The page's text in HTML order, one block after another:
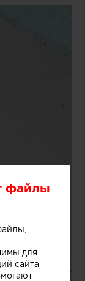
файлы
для
сайта